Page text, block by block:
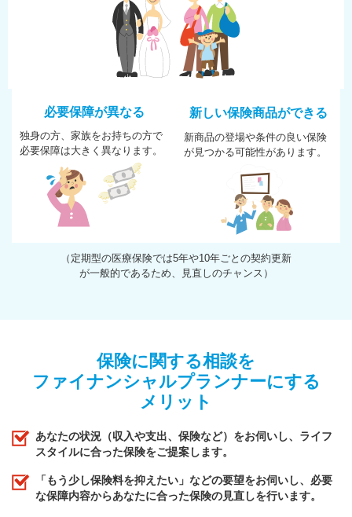
必要保障が異なる
独身の方、家族をお持ちの方で
必要保障は大きく異なります。
新しい保険商品ができる
新商品の登場や条件の良い保険
が見つかる可能性があります。
（定期型の医療保険では5年や10年ごとの契約更新
が一般的であるため、見直しのチャンス）
保険に関する相談を
ファイナンシャルプランナーにする
メリット
あなたの状況（収入や支出、保険など）をお伺いし、ライフ
スタイルに合った保険をご提案します。
「もう少し保険料を抑えたい」などの要望をお伺いし、必要
な保障内容からあなたに合った保険の見直しを行います。